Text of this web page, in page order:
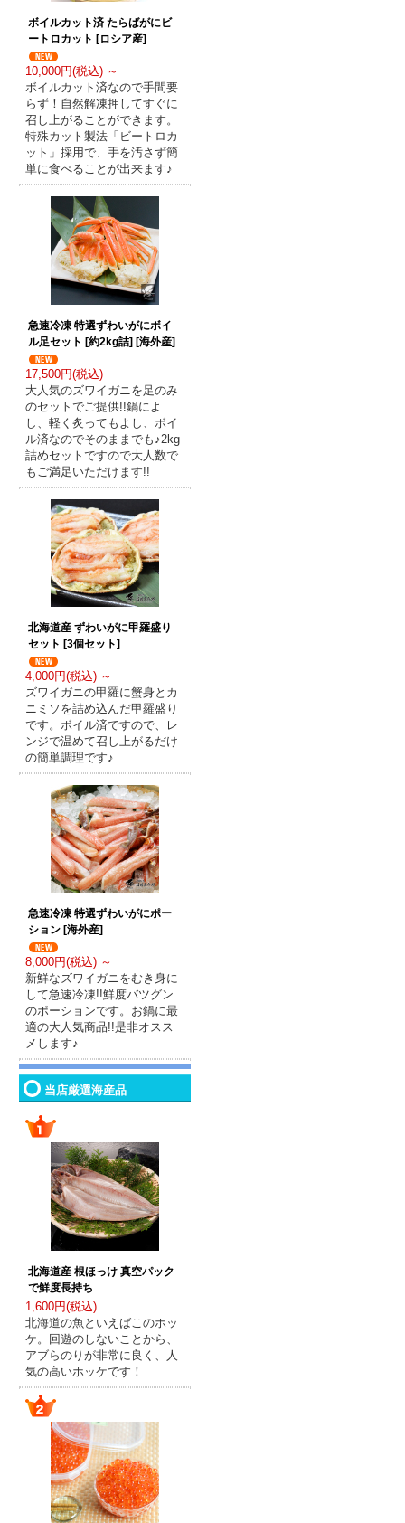
ボイルカット済 たらばがにビ
ートロカット [ロシア産]
10,000円(税込) ～
ボイルカット済なので手間要
らず！自然解凍押してすぐに
召し上がることができます。
特殊カット製法「ビートロカ
ット」採用で、手を汚さず簡
単に食べることが出来ます♪
急速冷凍 特選ずわいがにボイ
ル足セット [約2kg詰] [海外産]
17,500円(税込)
大人気のズワイガニを足のみ
のセットでご提供!!鍋によ
し、軽く炙ってもよし、ボイ
ル済なのでそのままでも♪2kg
詰めセットですので大人数で
もご満足いただけます!!
北海道産 ずわいがに甲羅盛り
セット [3個セット]
4,000円(税込) ～
ズワイガニの甲羅に蟹身とカ
ニミソを詰め込んだ甲羅盛り
です。ボイル済ですので、レ
ンジで温めて召し上がるだけ
の簡単調理です♪
急速冷凍 特選ずわいがにポー
ション [海外産]
8,000円(税込) ～
新鮮なズワイガニをむき身に
して急速冷凍!!鮮度バツグン
のポーションです。お鍋に最
適の大人気商品!!是非オスス
メします♪
当店厳選海産品
北海道産 根ほっけ 真空パック
で鮮度長持ち
1,600円(税込)
北海道の魚といえばこのホッ
ケ。回遊のしないことから、
アブらのりが非常に良く、人
気の高いホッケです！